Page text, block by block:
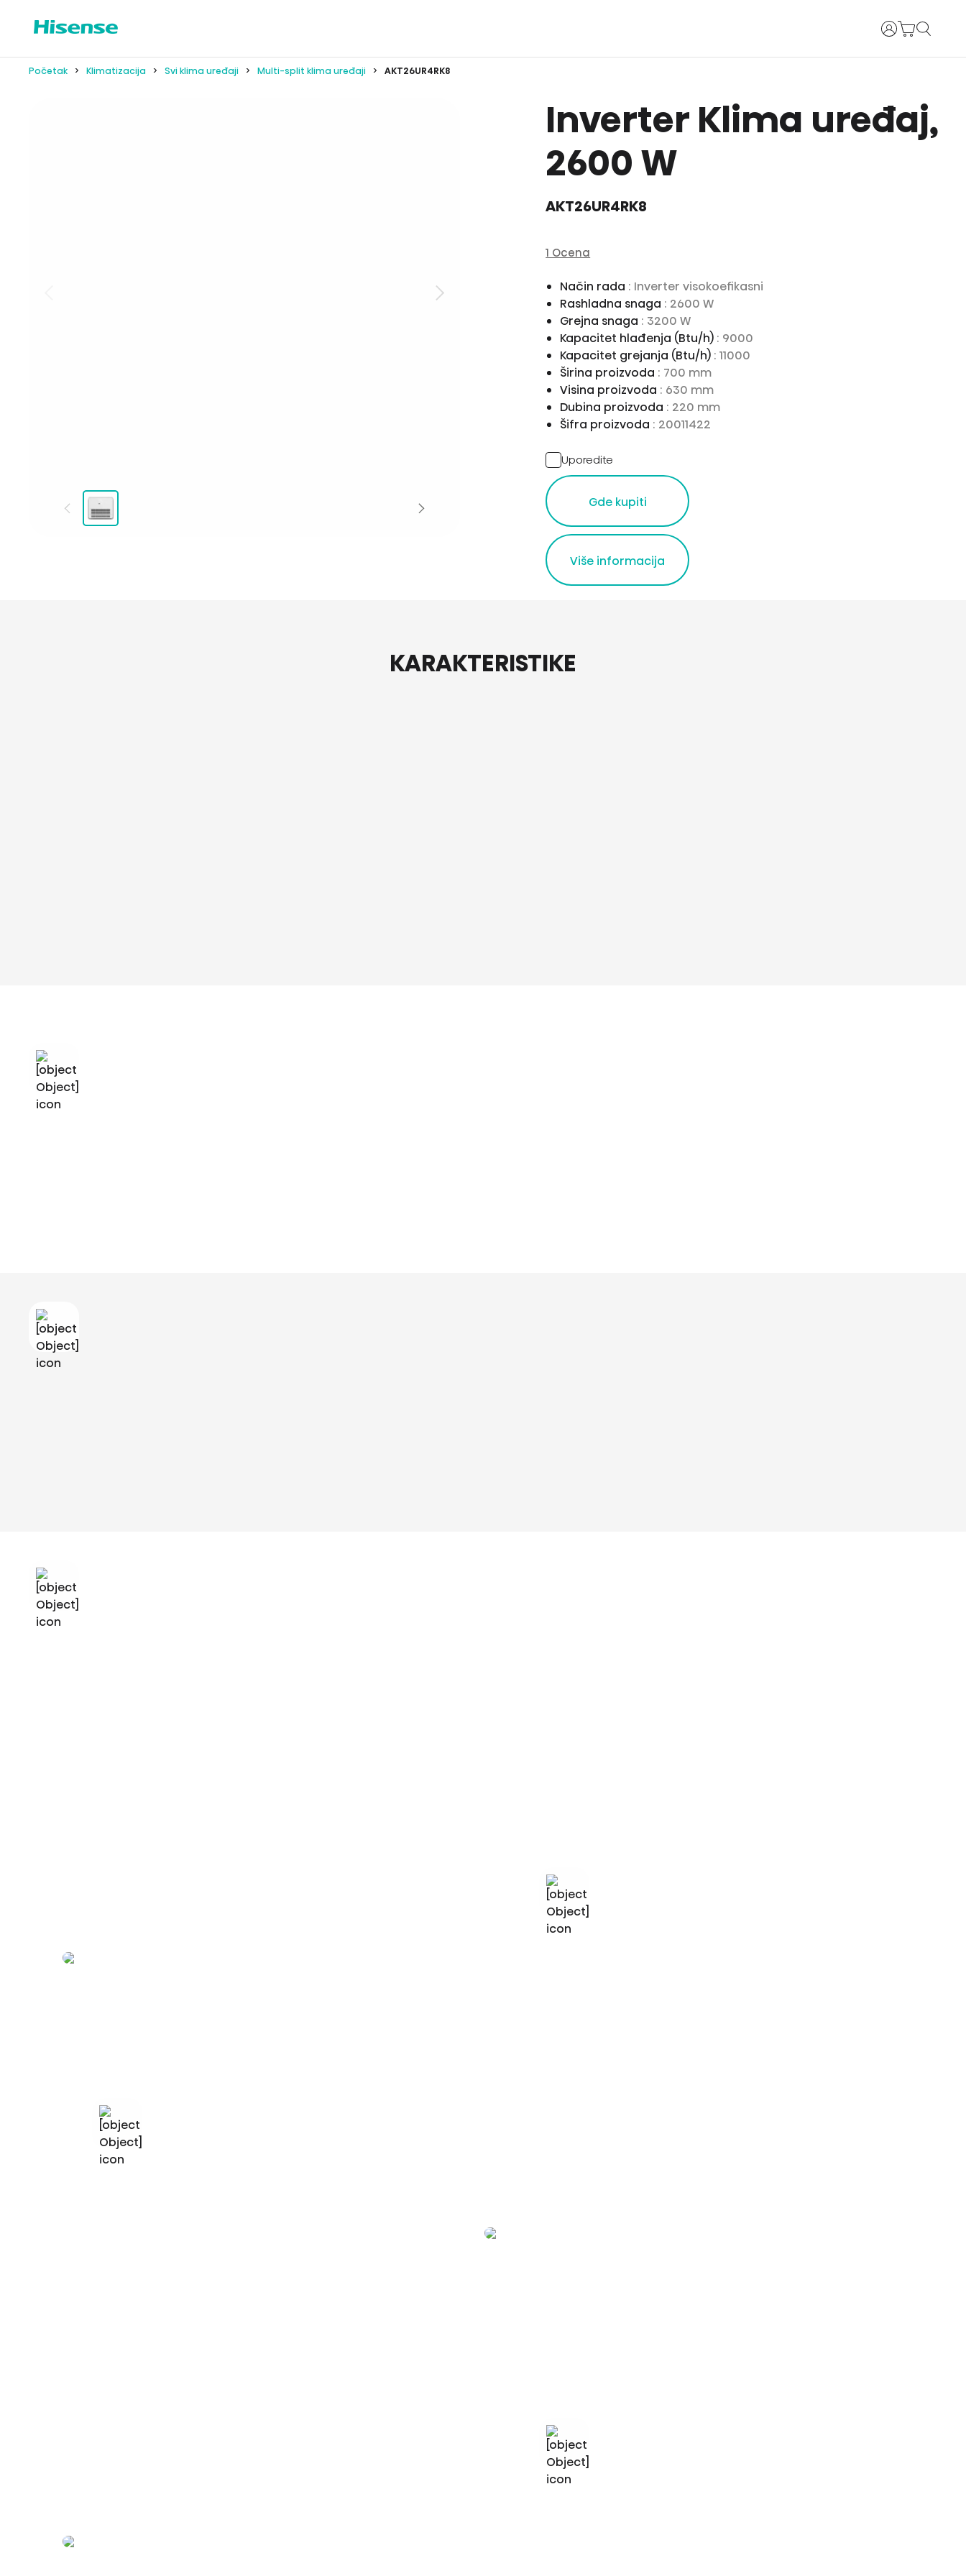
Prijava
Početak Klimatizacija Svi klima uređaji Multi-split klima uređaji AKT26UR4RK8
Inverter Klima uređaj,
2600 W
AKT26UR4RK8
1 Ocena
Način rada : Inverter visokoefikasni
Rashladna snaga : 2600 W
Grejna snaga : 3200 W
Kapacitet hlađenja (Btu/h) : 9000
Kapacitet grejanja (Btu/h) : 11000
Širina proizvoda : 700 mm
Visina proizvoda : 630 mm
Dubina proizvoda : 220 mm
Šifra proizvoda : 20011422
Uporedite
Gde kupiti
Više informacija
KARAKTERISTIKE